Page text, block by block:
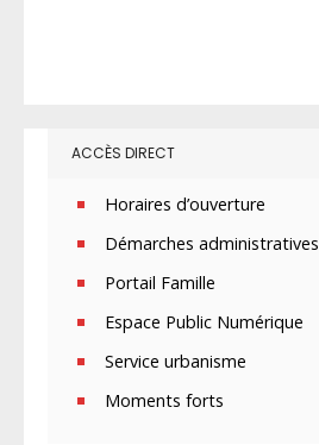
ACCÈS DIRECT
Horaires d’ouverture
Démarches administratives
Portail Famille
Espace Public Numérique
Service urbanisme
Moments forts